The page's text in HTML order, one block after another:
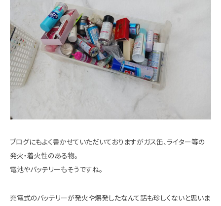
ブログにもよく書かせていただいておりますがガス缶、ライター等の
発火・着火性のある物。
電池やバッテリーもそうですね。
充電式のバッテリーが発火や爆発したなんて話も珍しくないと思いま